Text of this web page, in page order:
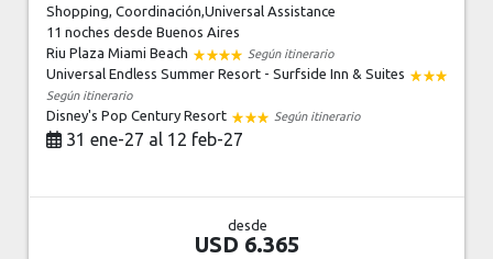
Shopping, Coordinación,Universal Assistance
11 nochesdesde Buenos Aires
Riu Plaza Miami Beach
Según itinerario
Universal Endless Summer Resort - Surfside Inn & Suites
Según itinerario
Disney's Pop Century Resort Según itinerario
31 ene-27 al 12 feb-27
desde
USD 6.365